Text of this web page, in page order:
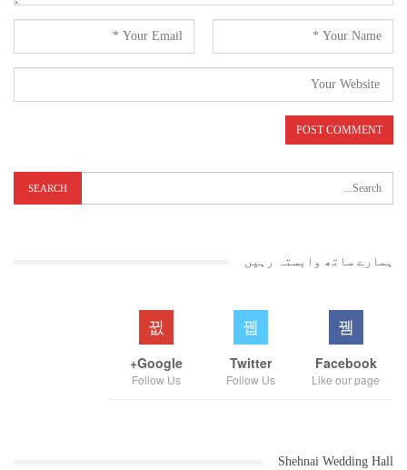
ہمارے ساتھ وابستہ رہیں
Facebook
Like our page
Twitter
Follow Us
Google+
Follow Us
Shehnai Wedding Hall